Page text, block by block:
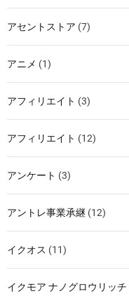
アセントストア (7)
アニメ (1)
アフィリエイト (3)
アフィリエイト (12)
アンケート (3)
アントレ事業承継 (12)
イクオス (11)
イクモア ナノグロウリッチ